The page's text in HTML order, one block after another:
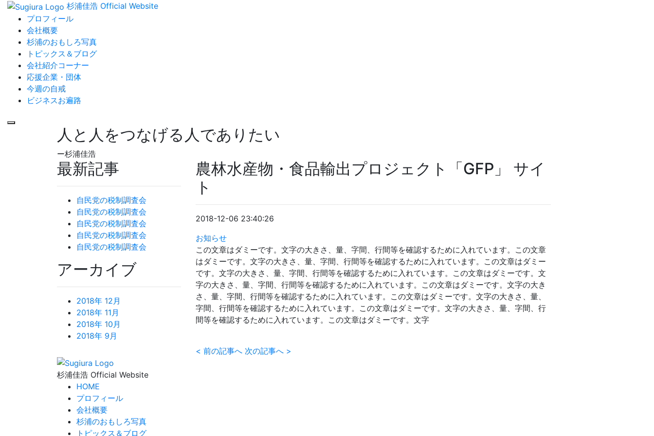
杉浦佳浩 Official Website
プロフィール
会社概要
杉浦のおもしろ写真
トピックス＆ブログ
会社紹介コーナー
応援企業・団体
今週の自戒
ビジネスお遍路
人と人をつなげる人でありたい
ー杉浦佳浩
最新記事
自民党の税制調査会
自民党の税制調査会
自民党の税制調査会
自民党の税制調査会
自民党の税制調査会
アーカイブ
2018年 12月
2018年 11月
2018年 10月
2018年 9月
農林水産物・食品輸出プロジェクト「GFP」 サイ
ト
2018-12-06 23:40:26
お知らせ
この文章はダミーです。文字の大きさ、量、字間、行間等を確認するために入れています。この文章
はダミーです。文字の大きさ、量、字間、行間等を確認するために入れています。この文章はダミー
です。文字の大きさ、量、字間、行間等を確認するために入れています。この文章はダミーです。文
字の大きさ、量、字間、行間等を確認するために入れています。この文章はダミーです。文字の大き
さ、量、字間、行間等を確認するために入れています。この文章はダミーです。文字の大きさ、量、
字間、行間等を確認するために入れています。この文章はダミーです。文字の大きさ、量、字間、行
間等を確認するために入れています。この文章はダミーです。文字
< 前の記事へ 次の記事へ >
杉浦佳浩 Official Website
HOME
プロフィール
会社概要
杉浦のおもしろ写真
トピックス＆ブログ